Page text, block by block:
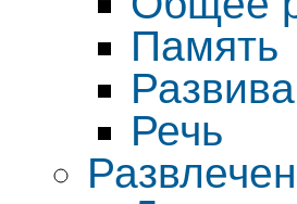
Память
Речь